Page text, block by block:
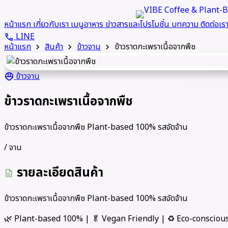
หน้าแรกเกี่ยวกับเราเมนูอาหารข่าวสารและโปรโมชั่นบทความติดต่อเรา
call LINE
หน้าแรก chevron_right สินค้า chevron_right ข้าวจาน chevron_right ข้าวราดกะเพราเนื้อจากพืช
rice_bowlข้าวจาน
ข้าวราดกะเพราเนื้อจากพืช
ข้าวราดกะเพราเนื้อจากพืช Plant-based 100% รสจัดจ้าน
/ จาน
description รายละเอียดสินค้า
ข้าวราดกะเพราเนื้อจากพืช Plant-based 100% รสจัดจ้าน
🌿 Plant-based 100% | 🥬 Vegan Friendly | ♻️ Eco-